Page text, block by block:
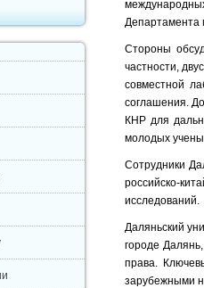
Департамента
Стороны
частности,
совместной
соглашения.
КНР для
молодых
Сотрудники
российско-
исследований.
Даляньский
городе
права.
зарубежными